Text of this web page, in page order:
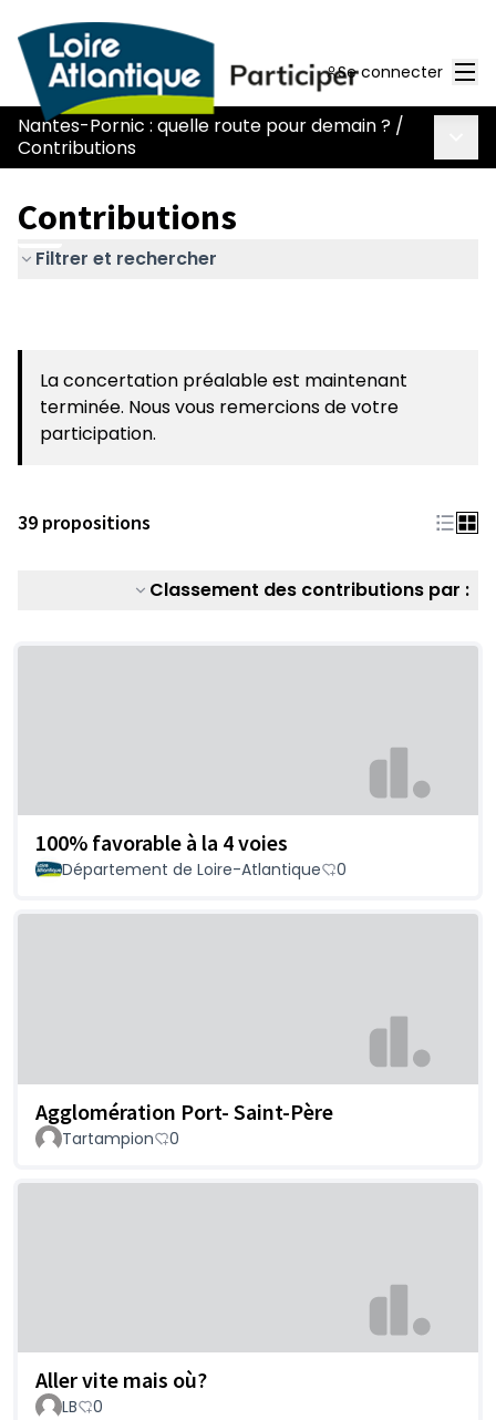
Se connecter
Nantes-Pornic : quelle route pour demain ? /
Contributions
Contributions
Filtrer et rechercher
La concertation préalable est maintenant
terminée. Nous vous remercions de votre
participation.
39 propositions
Classement des contributions par :
100% favorable à la 4 voies
Département de Loire-Atlantique 0
Agglomération Port- Saint-Père
Tartampion 0
Aller vite mais où?
LB 0